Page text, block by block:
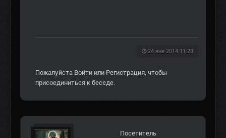
24 янв 2014 11:28
Пожалуйста Войти или Регистрация, чтобы
присоединиться к беседе.
Посетитель